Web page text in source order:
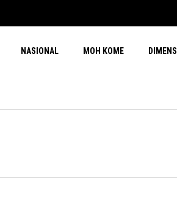
NASIONAL MOH KOME DIMENSI